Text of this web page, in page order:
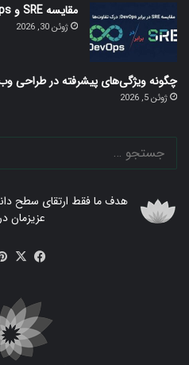
مقایسه SRE و DevOps: درک تفاوت‌های کلیدی
ژوئن 30, 2026
چگونه ویژگی‌های پیشرفته در طراحی وب
ژوئن 5, 2026
هدف ما فقط ارتقای سطح
عزیزمان
فیس